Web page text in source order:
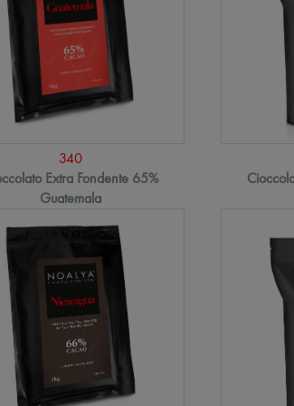
340
Extra Fondente 65%
Guatemala